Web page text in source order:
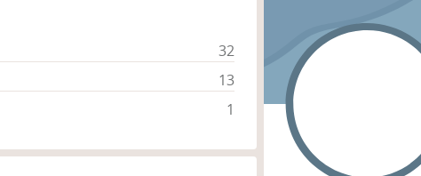
32
13
1